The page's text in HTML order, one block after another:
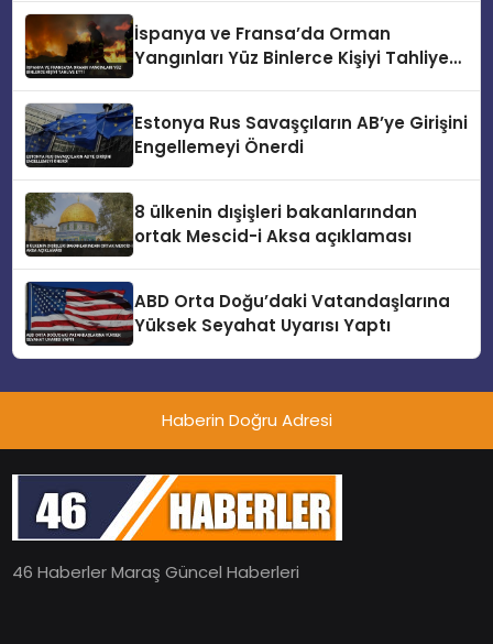
İspanya ve Fransa’da Orman
Yangınları Yüz Binlerce Kişiyi Tahliye
Estonya Rus Savaşçıların AB’ye Girişini
Engellemeyi Önerdi
8 ülkenin dışişleri bakanlarından
ortak Mescid-i Aksa açıklaması
ABD Orta Doğu’daki Vatandaşlarına
Yüksek Seyahat Uyarısı Yaptı
Haberin Doğru Adresi
46 Haberler Maraş Güncel Haberleri